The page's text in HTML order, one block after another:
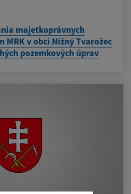
majetkoprávnych
MRK v obci Nižný Tvarožec
pozemkových úprav